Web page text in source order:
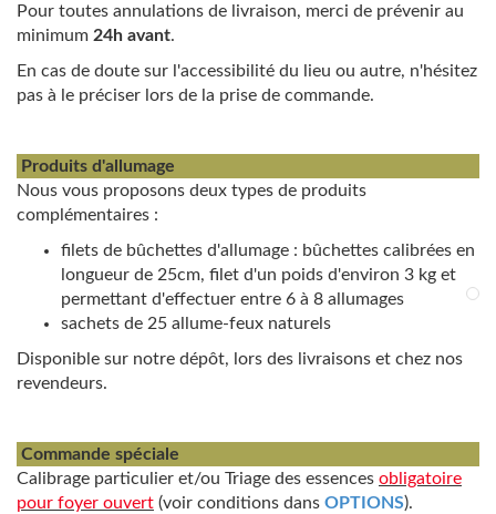
Pour toutes annulations de livraison, merci de prévenir au
minimum 24h avant.
En cas de doute sur l'accessibilité du lieu ou autre, n'hésitez
pas à le préciser lors de la prise de commande.
Produits d'allumage
Nous vous proposons deux types de produits
complémentaires :
filets de bûchettes d'allumage : bûchettes calibrées en
longueur de 25cm, filet d'un poids d'environ 3 kg et
permettant d'effectuer entre 6 à 8 allumages
sachets de 25 allume-feux naturels
Disponible sur notre dépôt, lors des livraisons et chez nos
revendeurs.
Commande spéciale
Calibrage particulier et/ou Triage des essences obligatoire
pour foyer ouvert (voir conditions dans OPTIONS).